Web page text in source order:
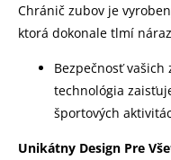
Chránič zubov je
ktorá dokonale tlmí
Bezpečnosť
technológia
športových
Unikátny Design Pre